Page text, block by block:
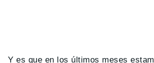
Y es que en los últimos meses